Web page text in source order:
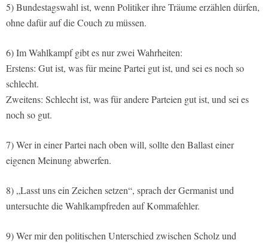
5) Bundestagswahl ist, wenn Politiker ihre Träume erzählen dürfen,
ohne dafür auf die Couch zu müssen.
6) Im Wahlkampf gibt es nur zwei Wahrheiten:
Erstens: Gut ist, was für meine Partei gut ist, und sei es noch so
schlecht.
Zweitens: Schlecht ist, was für andere Parteien gut ist, und sei es
noch so gut.
7) Wer in einer Partei nach oben will, sollte den Ballast einer
eigenen Meinung abwerfen.
8) „Lasst uns ein Zeichen setzen“, sprach der Germanist und
untersuchte die Wahlkampfreden auf Kommafehler.
9) Wer mir den politischen Unterschied zwischen Scholz und